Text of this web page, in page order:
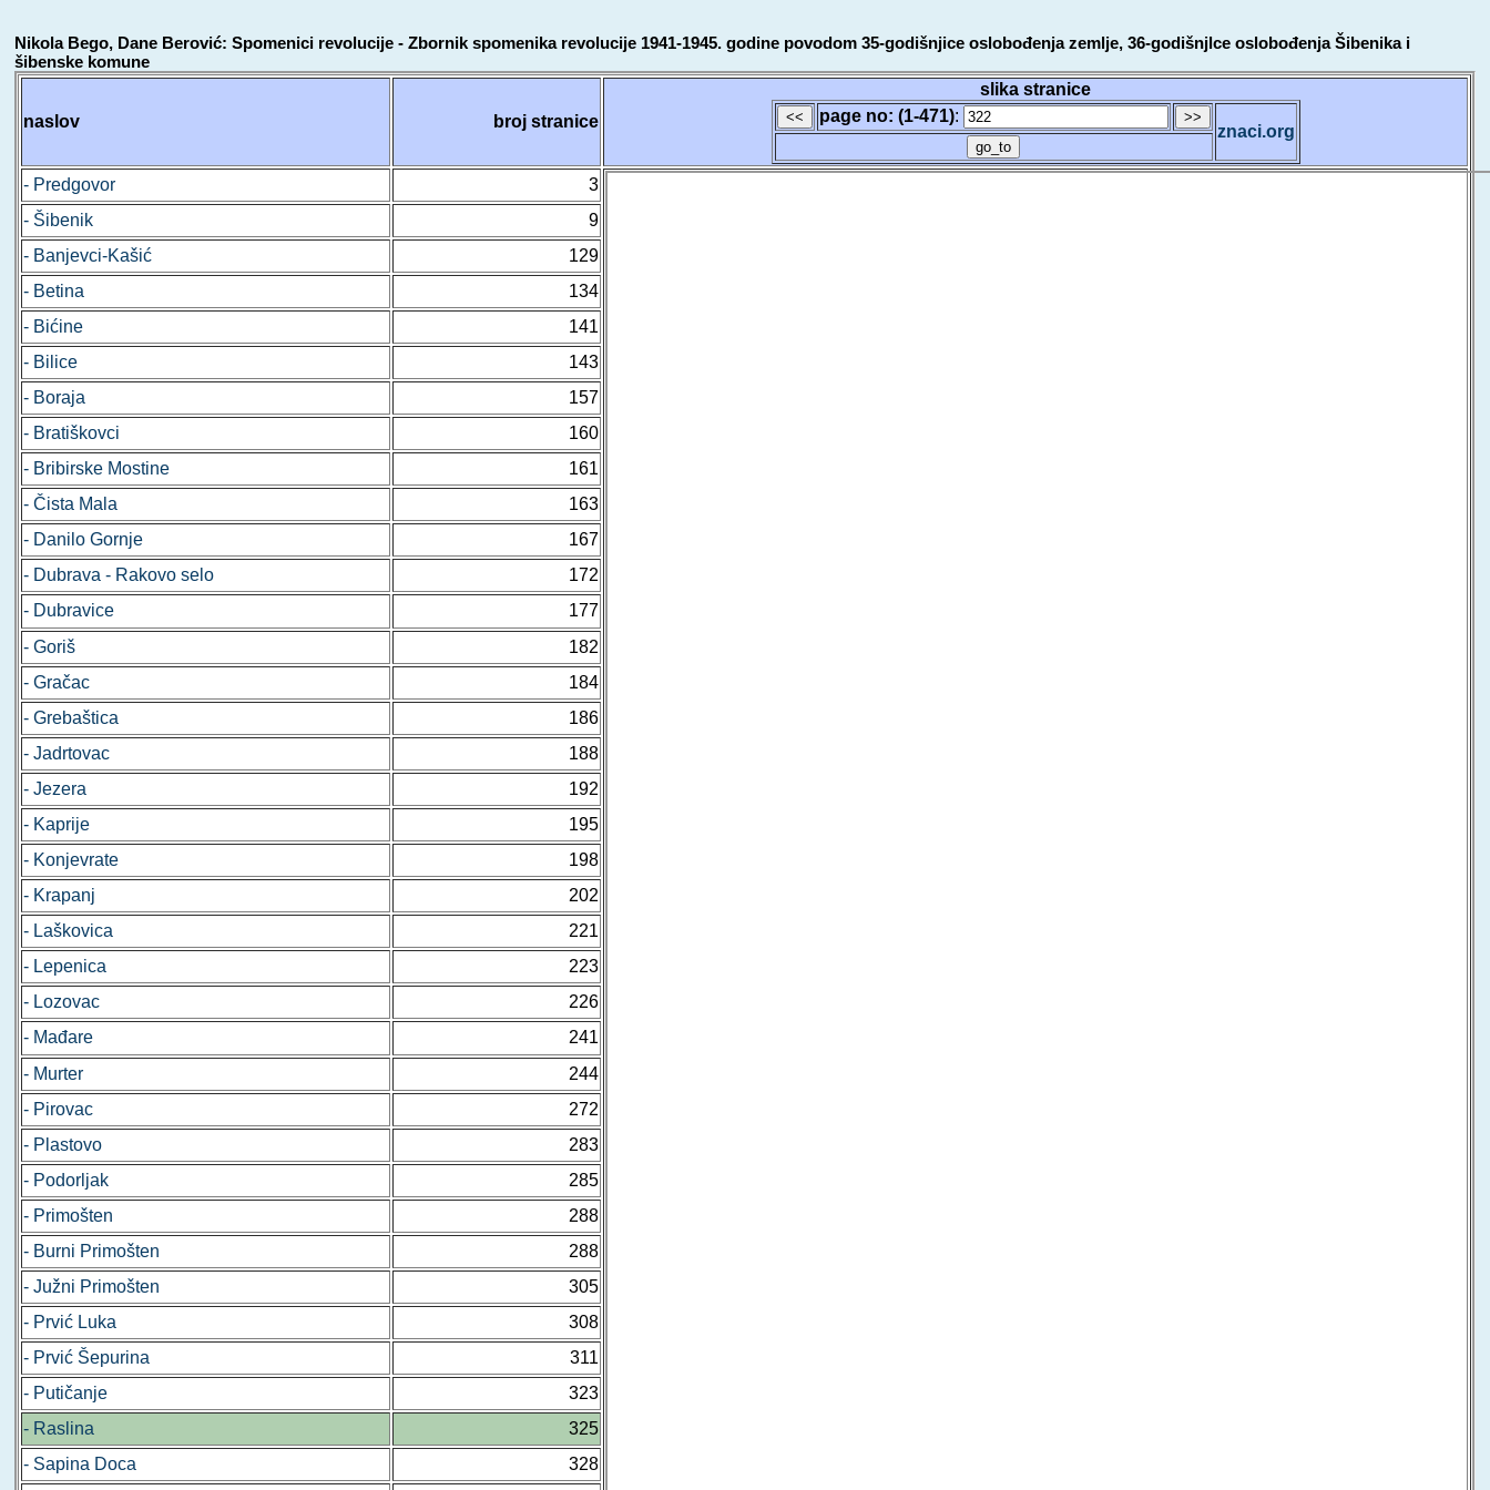
Nikola Bego, Dane Berović: Spomenici revolucije - Zbornik spomenika revolucije 1941-1945. godine povodom 35-godišnjice oslobođenja zemlje, 36-godišnjlce oslobođenja Šibenika i
šibenske komune
naslov broj stranice
slika stranice
page no: (1-471):
znaci.org
- Predgovor
3
- Šibenik
9
- Banjevci-Kašić
129
- Betina
134
- Bićine
141
- Bilice
143
- Boraja
157
- Bratiškovci
160
- Bribirske Mostine
161
- Čista Mala
163
- Danilo Gornje
167
- Dubrava - Rakovo selo
172
- Dubravice
177
- Goriš
182
- Gračac
184
- Grebaštica
186
- Jadrtovac
188
- Jezera
192
- Kaprije
195
- Konjevrate
198
- Krapanj
202
- Laškovica
221
- Lepenica
223
- Lozovac
226
- Mađare
241
- Murter
244
- Pirovac
272
- Plastovo
283
- Podorljak
285
- Primošten
288
- Burni Primošten
288
- Južni Primošten
305
- Prvić Luka
308
- Prvić Šepurina
311
- Putičanje
323
- Raslina
325
- Sapina Doca
328